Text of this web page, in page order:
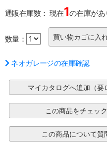
通販在庫数： 現在1の在庫があ
数量：
ネオガレージの在庫確認